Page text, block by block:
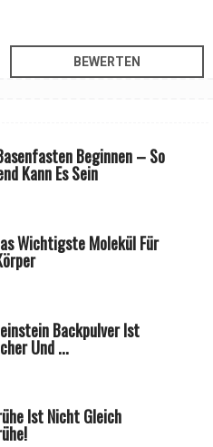
Beginnen – So
Kann Es Sein
Wichtigste Molekül Für
Backpulver Ist
Und ...
Ist Nicht Gleich